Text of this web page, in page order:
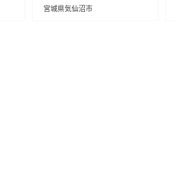
個包装 チリ銀鮭 銀鮭 海鮮
宮城県気仙沼市